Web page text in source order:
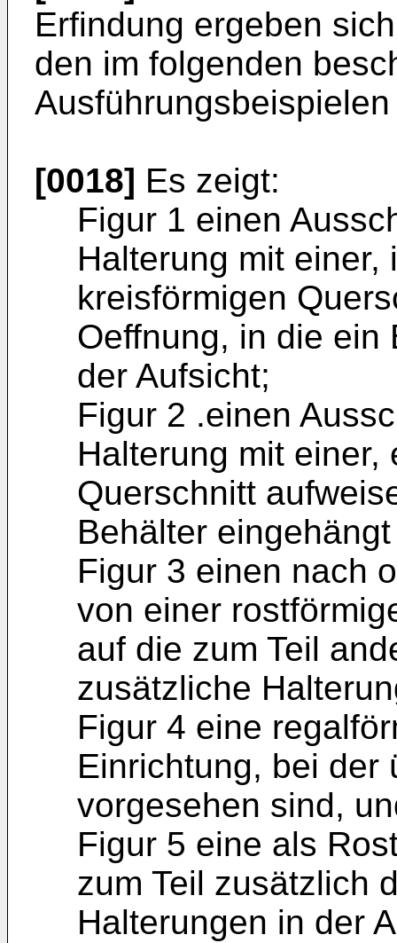
Erfindung ergeben
den im folgenden
[0018] Es zeigt:
Figur 1 einen
Halterung mit
kreisförmigen
Oeffnung, in die ein
der Aufsicht;
Figur 2 .einen
Halterung mit
Querschnitt
Behälter
Figur 3 einen nach
von einer
auf die zum Teil
zusätzliche
Figur 4 eine
Einrichtung, bei der
vorgesehen sind,
Figur 5 eine als
zum Teil zusätzlich
Halterungen in der